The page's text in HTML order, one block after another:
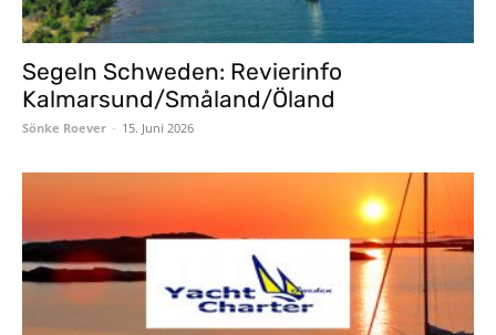
Segeln Schweden: Revierinfo
Kalmarsund/Småland/Öland
Sönke Roever - 15. Juni 2026